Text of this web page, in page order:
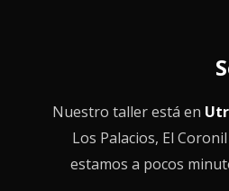
Nuestro taller está en
Los Palacios, El
estamos a pocos